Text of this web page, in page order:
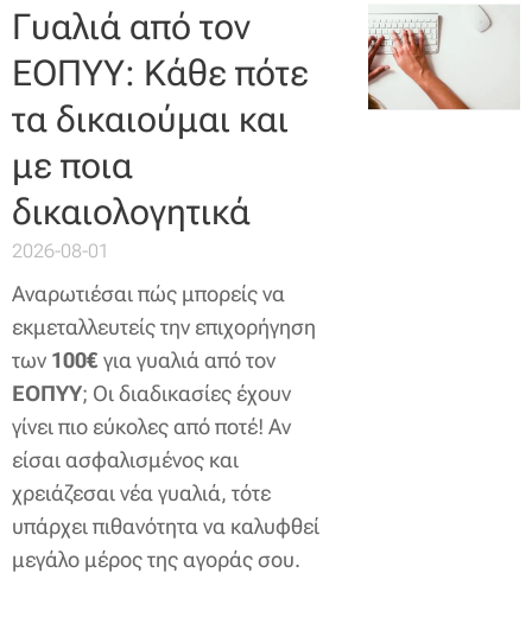
Γυαλιά από τον
ΕΟΠΥΥ: Κάθε πότε
τα δικαιούμαι και
με ποια
δικαιολογητικά
2026-08-01
Αναρωτιέσαι πώς μπορείς να
εκμεταλλευτείς την επιχορήγηση
των 100€για γυαλιά από τον
ΕΟΠΥΥ; Οι διαδικασίες έχουν
γίνει πιο εύκολες από ποτέ! Αν
είσαι ασφαλισμένος και
χρειάζεσαι νέα γυαλιά, τότε
υπάρχει πιθανότητα να καλυφθεί
μεγάλο μέρος της αγοράς σου.